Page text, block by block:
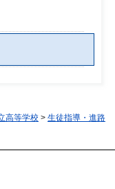
高等学校 > 生徒指導・進路